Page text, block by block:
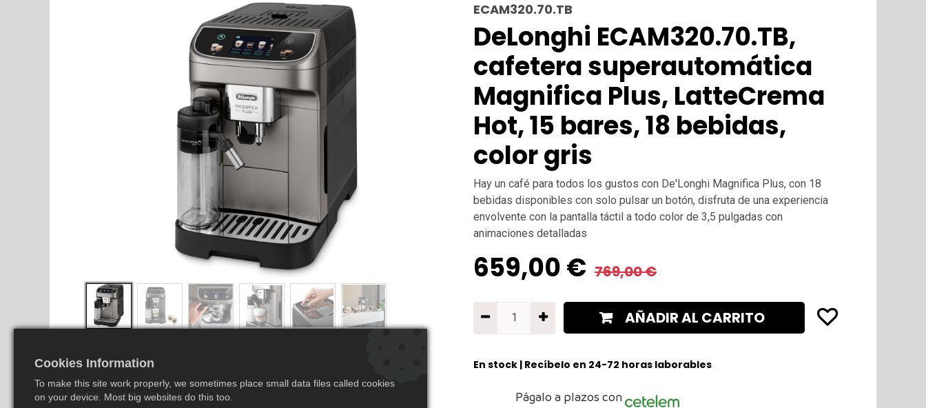
ECAM320.70.TB
DeLonghi ECAM320.70.TB,
cafetera superautomática
Magnifica Plus, LatteCrema
Hot, 15 bares, 18 bebidas,
color gris
Hay un café para todos los gustos con De'Longhi Magnifica Plus, con 18
bebidas disponibles con solo pulsar un botón, disfruta de una experiencia
envolvente con la pantalla táctil a todo color de 3,5 pulgadas con
animaciones detalladas
659,00€ 769,00€
AÑADIR AL CARRITO
En stock | Recíbelo en 24-72 horas laborables
Págalo a plazos con
Cookies Information
To make this site work properly, we sometimes place small data files called cookies
on your device. Most big websites do this too.